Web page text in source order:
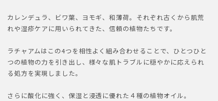
カレンデュラ、ビワ葉、ヨモギ、和薄荷。それぞれ古くから肌荒
れや湿疹ケアに用いられてきた、信頼の植物たちです。
ラチャアムはこの4つを相性よく組み合わせることで、ひとつひと
つの植物の力を引き出し、様々な肌トラブルに穏やかに応えられ
る処方を実現しました。
さらに酸化に強く、保湿と浸透に優れた４種の植物オイル。